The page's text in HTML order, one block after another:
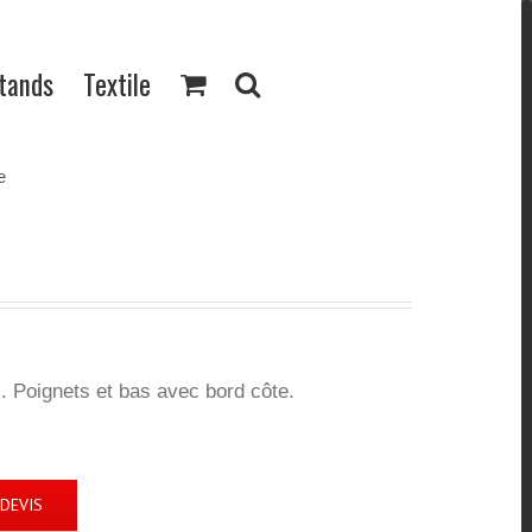
Textile
Poignets et bas avec bord côte.